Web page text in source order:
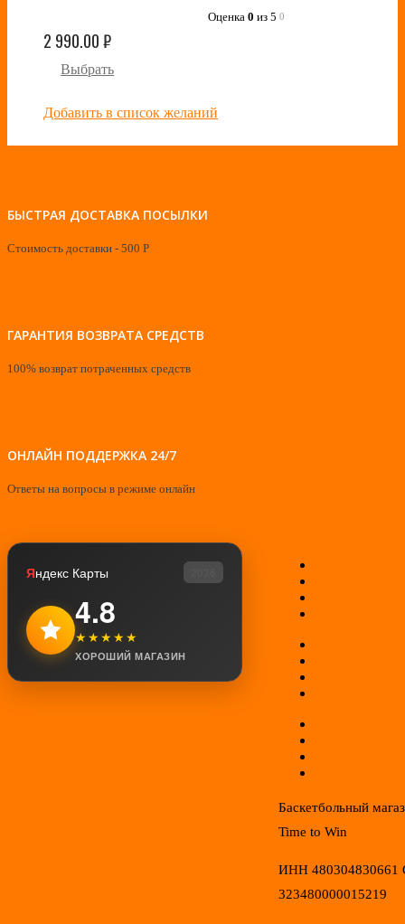
Оценка 0 из 5 0
2 990.00₽
Выбрать
Добавить в список желаний
БЫСТРАЯ ДОСТАВКА ПОСЫЛКИ
Стоимость доставки - 500 Р
ГАРАНТИЯ ВОЗВРАТА СРЕДСТВ
100% возврат потраченных средств
ОНЛАЙН ПОДДЕРЖКА 24/7
Ответы на вопросы в режиме онлайн
Яндекс Карты
4.8
★★★★★
ХОРОШИЙ МАГАЗИН
Баскетбольный
Time to Win
ИНН 480304830661
323480000015219